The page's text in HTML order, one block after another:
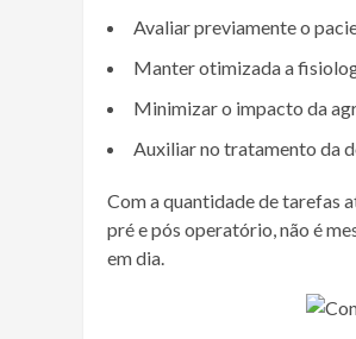
Avaliar previamente o
Manter otimizada a
Minimizar o impacto da
Auxiliar no tratamento da
Com a quantidade de tarefas
pré e pós operatório, não é
em dia.